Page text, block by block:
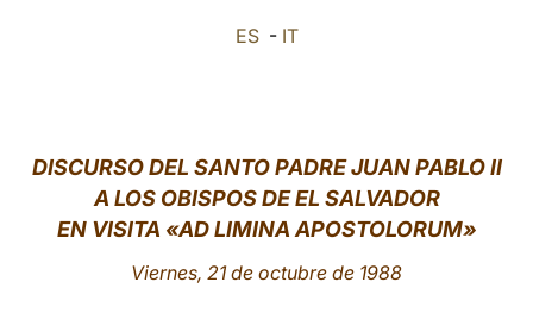
ES- IT
DISCURSO DEL SANTO PADRE JUAN PABLO II
A LOS OBISPOS DE EL SALVADOR
EN VISITA «AD LIMINA APOSTOLORUM»
Viernes, 21 de octubre de 1988